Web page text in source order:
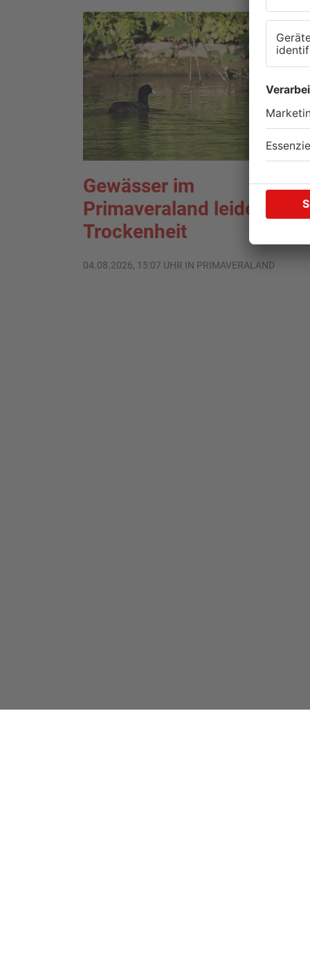
Gewässer im
Primaveraland leiden
Trockenheit
04.08.2026, 15:07 UHR IN PRIMAVERALAND